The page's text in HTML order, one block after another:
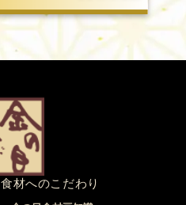
食材へのこだわり